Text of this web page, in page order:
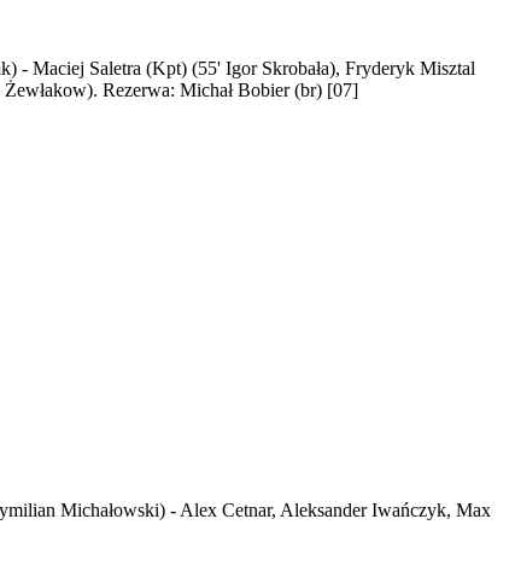
- Maciej Saletra (Kpt) (55' Igor Skrobała), Fryderyk Misztal
Rezerwa: Michał Bobier (br) [07]
Michałowski) - Alex Cetnar, Aleksander Iwańczyk, Max